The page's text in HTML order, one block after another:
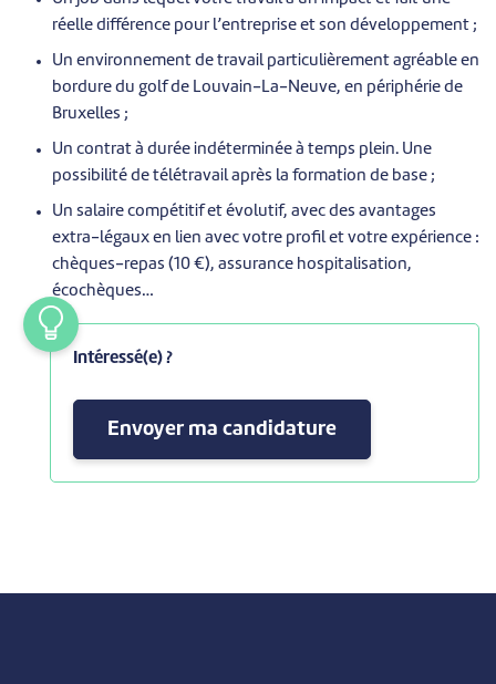
réelle différence pour l’entreprise et son développement ;
Un environnement de travail particulièrement agréable en
bordure du golf de Louvain-La-Neuve, en périphérie de
Bruxelles ;
Un contrat à durée indéterminée à temps plein. Une
possibilité de télétravail après la formation de base ;
Un salaire compétitif et évolutif, avec des avantages
extra-légaux en lien avec votre profil et votre expérience :
chèques-repas (10 €), assurance hospitalisation,
écochèques…
Intéressé(e) ?
Envoyer ma candidature